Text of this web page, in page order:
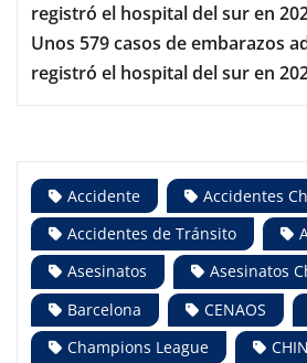
registró el hospital del sur en
Unos 579 casos de embarazos
registró el hospital del sur en
Accidente
Accidentes
Accidentes de Tránsito
Asesinatos
Asesinatos
Barcelona
CENAOS
Champions League